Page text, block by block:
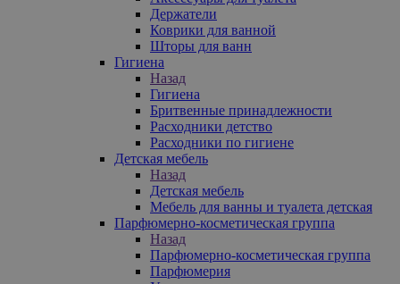
Держатели
Коврики для ванной
Шторы для ванн
Гигиена
Назад
Гигиена
Бритвенные принадлежности
Расходники детство
Расходники по гигиене
Детская мебель
Назад
Детская мебель
Мебель для ванны и туалета детская
Парфюмерно-косметическая группа
Назад
Парфюмерно-косметическая группа
Парфюмерия